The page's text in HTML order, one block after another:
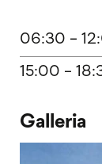
06:30 -
15:00 -
Galleria